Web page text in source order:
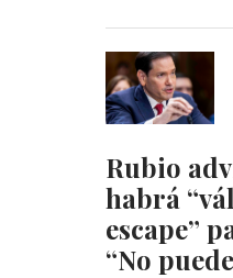
Rubio
habrá
escape”
“No